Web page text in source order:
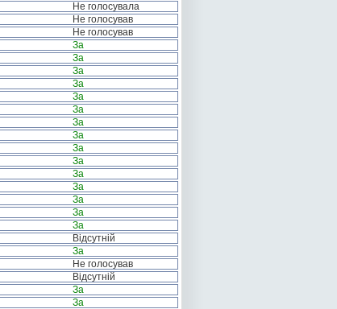
Не голосувала
Не голосував
Не голосував
За
За
За
За
За
За
За
За
За
За
За
За
За
За
За
Відсутній
За
Не голосував
Відсутній
За
За